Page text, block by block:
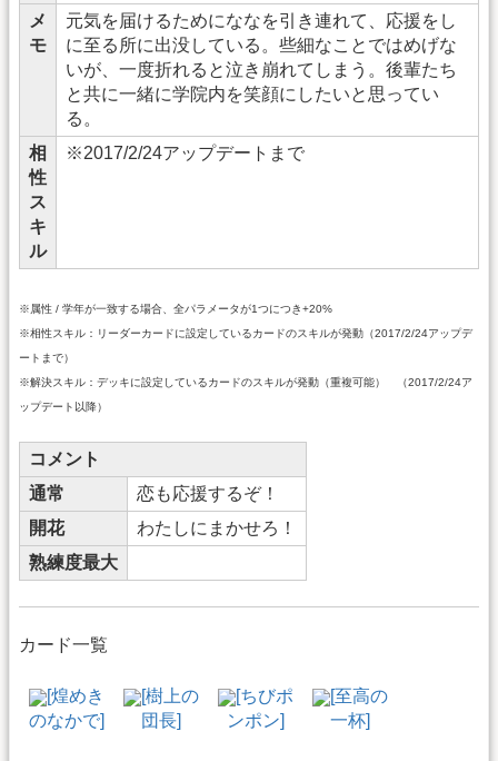
メ
モ
元気を届けるためにななを引き連れて、応援をし
に至る所に出没している。些細なことではめげな
いが、一度折れると泣き崩れてしまう。後輩たち
と共に一緒に学院内を笑顔にしたいと思ってい
る。
相
性
ス
キ
ル
※2017/2/24アップデートまで
※属性 / 学年が一致する場合、全パラメータが1つにつき+20%
※相性スキル：リーダーカードに設定しているカードのスキルが発動（2017/2/24アップデ
ートまで）
※解決スキル：デッキに設定しているカードのスキルが発動（重複可能） （2017/2/24ア
ップデート以降）
コメント
通常
恋も応援するぞ！
開花
わたしにまかせろ！
熟練度最大
カード一覧
[煌めき
のなかで]
[樹上の
団長]
[ちびポ
ンポン]
[至高の
一杯]